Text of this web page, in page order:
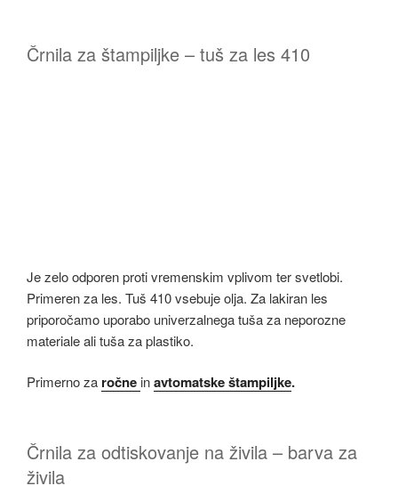
Črnila za štampiljke – tuš za les 410
Je zelo odporen proti vremenskim vplivom ter svetlobi.
Primeren za les. Tuš 410 vsebuje olja. Za lakiran les
priporočamo uporabo univerzalnega tuša za neporozne
materiale ali tuša za plastiko.
Primerno za ročne inavtomatske štampiljke.
Črnila za odtiskovanje na živila – barva za
živila